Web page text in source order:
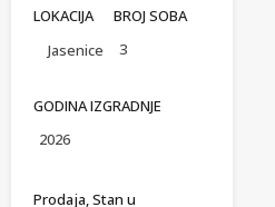
LOKACIJA
Jasenice
BROJ SOBA
3
GODINA IZGRADNJE
2026
Prodaja, Stan u